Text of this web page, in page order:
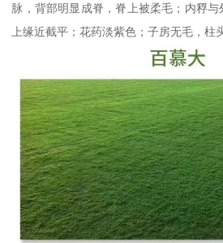
脉，背部明显成脊，脊上被柔毛；内稃
上缘近截平；花药淡紫色；子房无毛，柱